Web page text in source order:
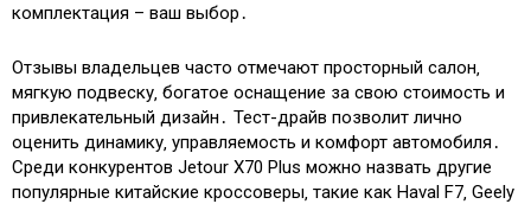
комплектация – ваш выбор․
Отзывы владельцев часто отмечают просторный салон‚
мягкую подвеску‚ богатое оснащение за свою стоимость и
привлекательный дизайн․ Тест-драйв позволит лично
оценить динамику‚ управляемость и комфорт автомобиля․
Среди конкурентов Jetour X70 Plus можно назвать другие
популярные китайские кроссоверы‚ такие как Haval F7‚ Geely